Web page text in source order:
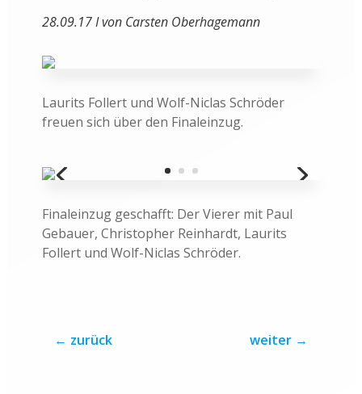
28.09.17 I von Carsten Oberhagemann
Laurits Follert und Wolf-Niclas Schröder
freuen sich über den Finaleinzug.
Finaleinzug geschafft: Der Vierer mit Paul
Gebauer, Christopher Reinhardt, Laurits
Follert und Wolf-Niclas Schröder.
← zurück weiter →